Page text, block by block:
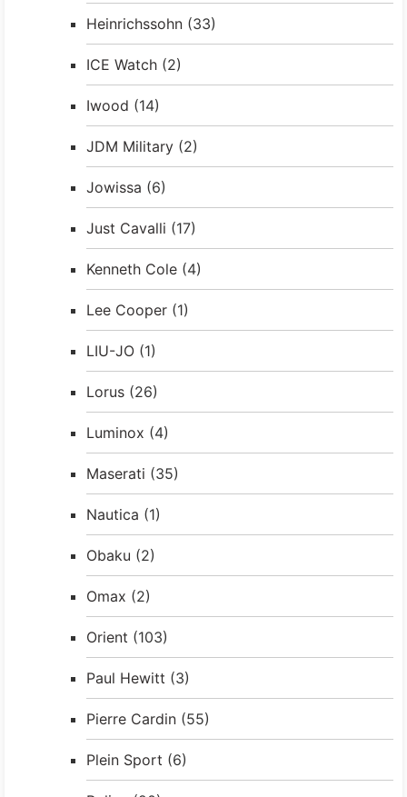
Heinrichssohn (33)
ICE Watch (2)
Iwood (14)
JDM Military (2)
Jowissa (6)
Just Cavalli (17)
Kenneth Cole (4)
Lee Cooper (1)
LIU-JO (1)
Lorus (26)
Luminox (4)
Maserati (35)
Nautica (1)
Obaku (2)
Omax (2)
Orient (103)
Paul Hewitt (3)
Pierre Cardin (55)
Plein Sport (6)